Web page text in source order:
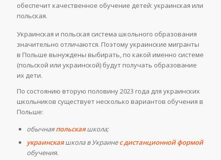
обеспечит качественное обучение детей: украинская или
польская.
Украинская и польская система школьного образования
значительно отличаются. Поэтому украинские мигранты
в Польше вынуждены выбирать, по какой именно системе
(польской или украинской) будут получать образование
их дети.
По состоянию вторую половину 2023 года для украинских
школьников существует несколько вариантов обучения в
Польше:
обычнаяпольскаяшкола;
украинскаяшкола в Украинес дистанционной формой
обучения.